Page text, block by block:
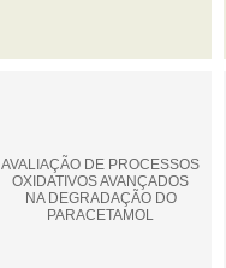
AVALIAÇÃO DE PROCESSOS
OXIDATIVOS AVANÇADOS
NA DEGRADAÇÃO DO
PARACETAMOL